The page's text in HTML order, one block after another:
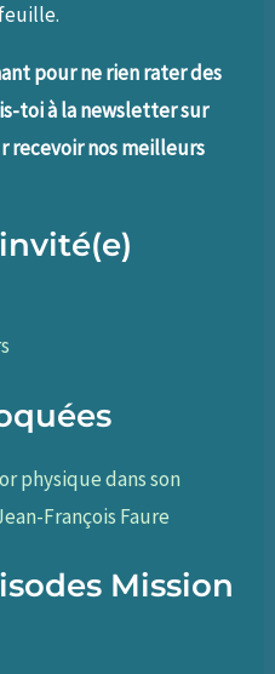
pour ne rien rater des
toi à la newsletter sur
recevoir nos meilleurs
physique dans son
François Faure
Mission